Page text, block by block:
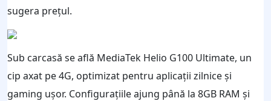
sugera prețul.
Sub carcasă se află MediaTek Helio G100 Ultimate, un
cip axat pe 4G, optimizat pentru aplicații zilnice și
gaming ușor. Configurațiile ajung până la 8GB RAM și